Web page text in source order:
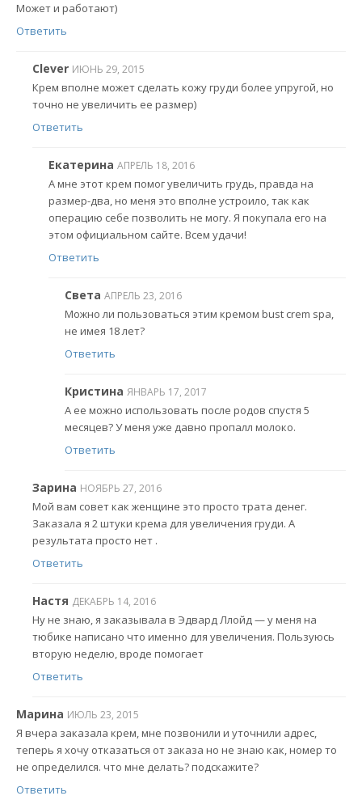
Может и работают)
Ответить
Clever ИЮНЬ 29, 2015
Крем вполне может сделать кожу груди более упругой, но
точно не увеличить ее размер)
Ответить
Екатерина АПРЕЛЬ 18, 2016
А мне этот крем помог увеличить грудь, правда на
размер-два, но меня это вполне устроило, так как
операцию себе позволить не могу. Я покупала его на
этом официальном сайте. Всем удачи!
Ответить
Света АПРЕЛЬ 23, 2016
Можно ли пользоваться этим кремом bust crem spa,
не имея 18 лет?
Ответить
Кристина ЯНВАРЬ 17, 2017
А ее можно использовать после родов спустя 5
месяцев? У меня уже давно пропалл молоко.
Ответить
Зарина НОЯБРЬ 27, 2016
Мой вам совет как женщине это просто трата денег.
Заказала я 2 штуки крема для увеличения груди. А
результата просто нет .
Ответить
Настя ДЕКАБРЬ 14, 2016
Ну не знаю, я заказывала в Эдвард Ллойд — у меня на
тюбике написано что именно для увеличения. Пользуюсь
вторую неделю, вроде помогает
Ответить
Марина ИЮЛЬ 23, 2015
Я вчера заказала крем, мне позвонили и уточнили адрес,
теперь я хочу отказаться от заказа но не знаю как, номер то
не определился. что мне делать? подскажите?
Ответить